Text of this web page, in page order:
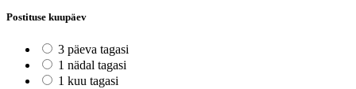
Postituse kuupäev
3 päeva tagasi
1 nädal tagasi
1 kuu tagasi